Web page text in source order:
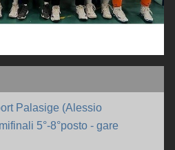
Palasige (Alessio
5°-8°posto - gare